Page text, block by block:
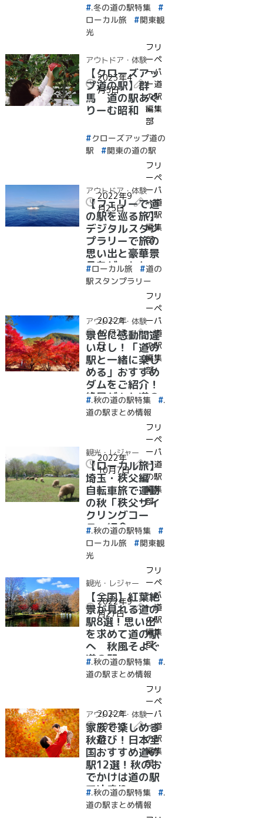
.冬の道の駅特集
ローカル旅
関東観
光
2023年4
月5日
フリ
ーペ
ーパ
ー道
の駅
編集
部
アウトドア・体験
【クローズアッ
プ道の駅】群
馬 道の駅あぐ
りーむ昭和
クローズアップ道の
駅
関東の道の駅
2022年9
月25日
フリ
ーペ
ーパ
ー道
の駅
編集
部
アウトドア・体験
【フェリーで道
の駅を巡る旅】
デジタルスタン
プラリーで旅の
思い出と豪華景
品をゲットしょ
う！
ローカル旅
道の
駅スタンプラリー
2022年
12月23
日
フリ
ーペ
ーパ
ー道
の駅
編集
部
アウトドア・体験
景色に感動間違
いなし！「道の
駅と一緒に楽し
める」おすすめ
ダムをご紹介！
絶景ダムと道の
駅特集
.秋の道の駅特集
.
道の駅まとめ情報
2022年
10月7日
フリ
ーペ
ーパ
ー道
の駅
編集
部
観光・レジャー
【ローカル旅】
埼玉・秩父編
自転車旅で運動
の秋「秩父サイ
クリングコー
ス」紹介
.秋の道の駅特集
ローカル旅
関東観
光
2022年9
月27日
フリ
ーペ
ーパ
ー道
の駅
編集
部
観光・レジャー
【全国】紅葉絶
景が見れる道の
駅8選！思い出
を求めて道の駅
へ 秋風そよぐ
道の駅
.秋の道の駅特集
.
道の駅まとめ情報
2022年
10月13
日
フリ
ーペ
ーパ
ー道
の駅
編集
部
アウトドア・体験
家族で楽しめる
秋遊び！日本全
国おすすめ道の
駅12選！秋のお
でかけは道の駅
で決まり
♪【2022年最新
.秋の道の駅特集
.
道の駅まとめ情報